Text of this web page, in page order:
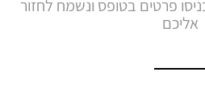
פרטים בטופס ונשמח לחזור
אליכם